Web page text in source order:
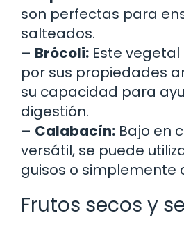
son perfectas para
salteados.
– Brócoli: Este
por sus propiedades
su capacidad para
digestión.
– Calabacín: Bajo en
versátil, se puede
guisos o simplemente
Frutos secos y